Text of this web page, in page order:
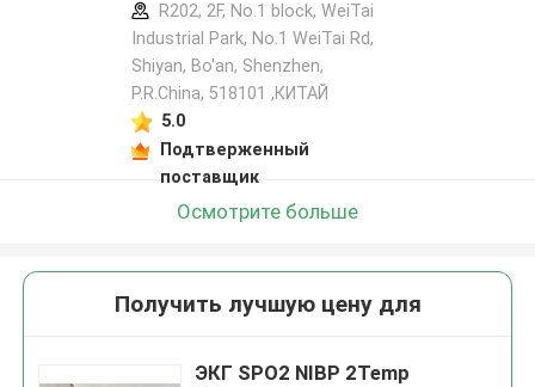
R202, 2F, No.1 block, WeiTai
Industrial Park, No.1 WeiTai Rd,
Shiyan, Bo'an, Shenzhen,
P.R.China, 518101​​​​​​​ ,КИТАЙ
5.0
Подтверженный
поставщик
Осмотрите больше
Получить лучшую цену для
ЭКГ SPO2 NIBP 2Temp